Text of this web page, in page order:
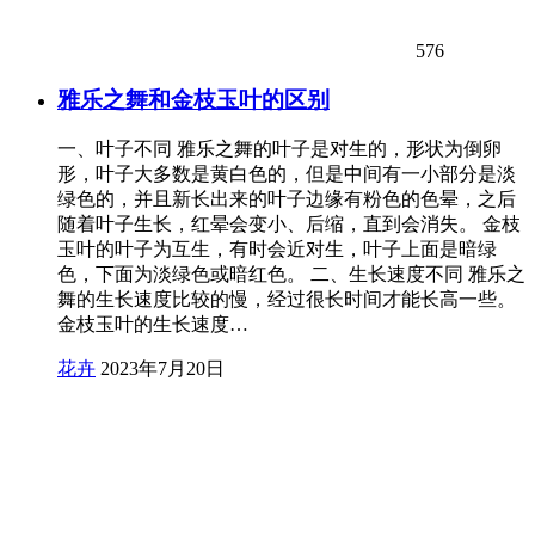
576
雅乐之舞和金枝玉叶的区别
一、叶子不同 雅乐之舞的叶子是对生的，形状为倒卵
形，叶子大多数是黄白色的，但是中间有一小部分是淡
绿色的，并且新长出来的叶子边缘有粉色的色晕，之后
随着叶子生长，红晕会变小、后缩，直到会消失。 金枝
玉叶的叶子为互生，有时会近对生，叶子上面是暗绿
色，下面为淡绿色或暗红色。 二、生长速度不同 雅乐之
舞的生长速度比较的慢，经过很长时间才能长高一些。
金枝玉叶的生长速度…
花卉 2023年7月20日